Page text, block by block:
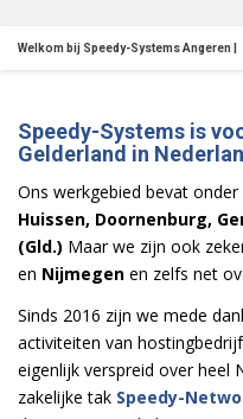
Welkom bij Speedy-Systems Angeren |
Speedy-Systems is
Gelderland in
Ons werkgebied bevat
Huissen, Doornenburg,
(Gld.) Maar we zijn ook
en Nijmegen en zelfs net
Sinds 2016 zijn we mede
activiteiten van hostingbedrijf
eigenlijk verspreid over heel
zakelijke tak Speedy-